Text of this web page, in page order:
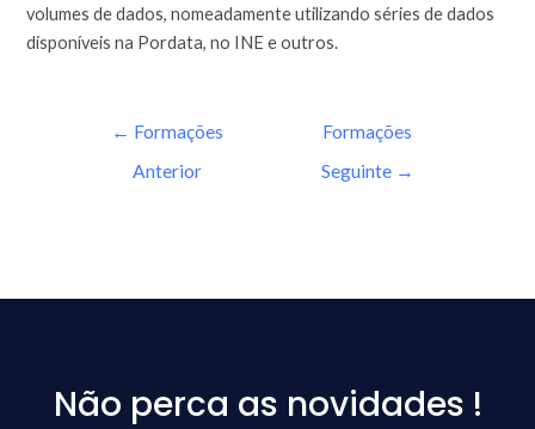
volumes de dados, nomeadamente utilizando séries de dados
disponíveis na Pordata, no INE e outros.
← Formações
Anterior
Formações
Seguinte →
Não perca as novidades !